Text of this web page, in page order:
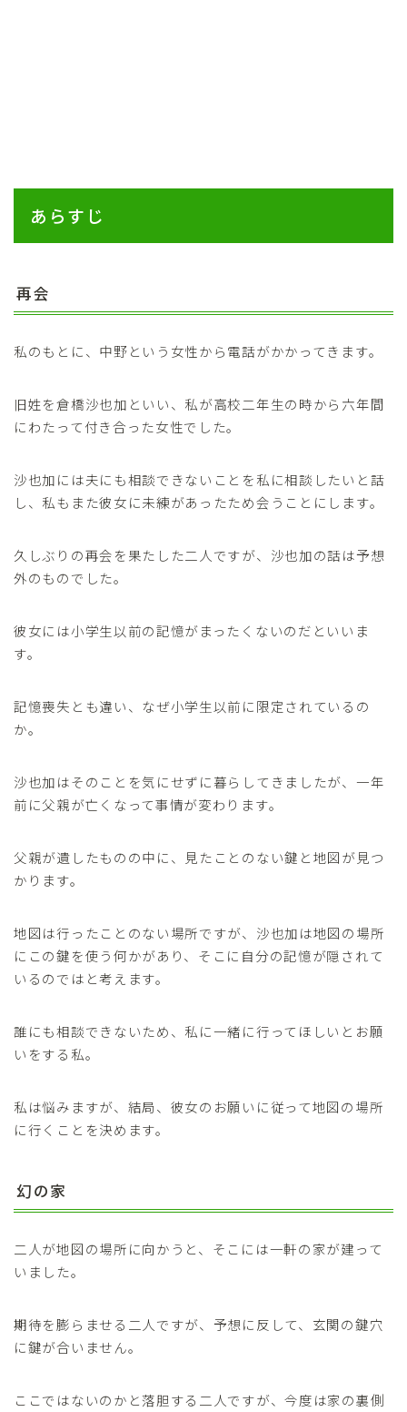
あらすじ
再会
私のもとに、中野という女性から電話がかかってきます。
旧姓を倉橋沙也加といい、私が高校二年生の時から六年間
にわたって付き合った女性でした。
沙也加には夫にも相談できないことを私に相談したいと話
し、私もまた彼女に未練があったため会うことにします。
久しぶりの再会を果たした二人ですが、沙也加の話は予想
外のものでした。
彼女には小学生以前の記憶がまったくないのだといいま
す。
記憶喪失とも違い、なぜ小学生以前に限定されているの
か。
沙也加はそのことを気にせずに暮らしてきましたが、一年
前に父親が亡くなって事情が変わります。
父親が遺したものの中に、見たことのない鍵と地図が見つ
かります。
地図は行ったことのない場所ですが、沙也加は地図の場所
にこの鍵を使う何かがあり、そこに自分の記憶が隠されて
いるのではと考えます。
誰にも相談できないため、私に一緒に行ってほしいとお願
いをする私。
私は悩みますが、結局、彼女のお願いに従って地図の場所
に行くことを決めます。
幻の家
二人が地図の場所に向かうと、そこには一軒の家が建って
いました。
期待を膨らませる二人ですが、予想に反して、玄関の鍵穴
に鍵が合いません。
ここではないのかと落胆する二人ですが、今度は家の裏側